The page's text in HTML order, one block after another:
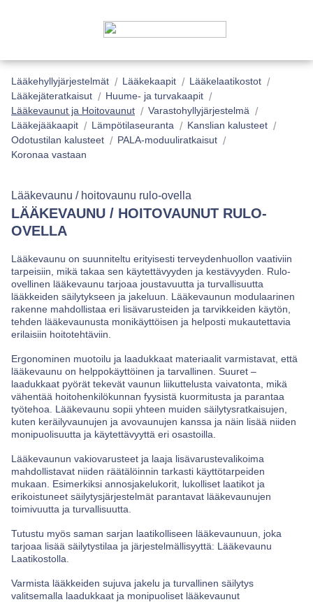
Lääkehyllyjärjestelmät Lääkekaapit
Lääkelaatikostot
Lääkejäteratkaisut
Huume- ja turvakaapit
Lääkevaunut ja Hoitovaunut
Varastohyllyjärjestelmä
Lääkejääkaapit
Lämpötilaseuranta
Kanslian kalusteet
Odotustilan kalusteet
PALA-moduuliratkaisut
Koronaa vastaan
Lääkevaunu / hoitovaunu rulo-ovella
LÄÄKEVAUNU / HOITOVAUNUT RULO-
OVELLA
Lääkevaunu on suunniteltu erityisesti terveydenhuollon vaativiin
tarpeisiin, mikä takaa sen käytettävyyden ja kestävyyden. Rulo-
ovellinen lääkevaunu tarjoaa joustavuutta ja turvallisuutta
lääkkeiden säilytykseen ja jakeluun. Lääkevaunun modulaarinen
rakenne mahdollistaa eri lisävarusteiden ja tarvikkeiden käytön,
tehden lääkevaunusta monikäyttöisen ja helposti mukautettavia
erilaisiin hoitotehtäviin.
Ergonominen muotoilu ja laadukkaat materiaalit varmistavat, että
lääkevaunu on helppokäyttöinen ja tarvallinen. Suuret –
laadukkaat pyörät tekevät vaunun liikuttelusta vaivatonta, mikä
vähentää hoitohenkilökunnan fyysistä kuormitusta ja parantaa
työtehoa. Lääkevaunu sopii yhteen muiden säilytysratkaisujen,
kuten keräilyvaunujen ja avovaunujen kanssa ja näin lisää niiden
monipuolisuutta ja käytettävyyttä eri osastoilla.
Lääkevaunun vakiovarusteet ja laaja lisävarustevalikoima
mahdollistavat niiden räätälöinnin tarkasti käyttötarpeiden
mukaan. Esimerkiksi annosjakelukorit, lukolliset laatikot ja
erikoistuneet säilytysjärjestelmät parantavat lääkevaunujen
toimivuutta ja turvallisuutta.
Tutustu myös saman sarjan laatikolliseen lääkevaunuun, joka
tarjoaa lisää säilytystilaa ja järjestelmällisyyttä: Lääkevaunu
Laatikostolla.
Varmista lääkkeiden sujuva jakelu ja turvallinen säilytys
valitsemalla laadukkaat ja monipuoliset lääkevaunut